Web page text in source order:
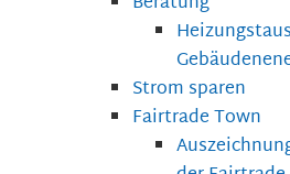
Strom sparen
Fairtrade Town